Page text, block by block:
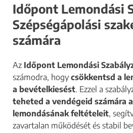
Időpont Lemondási
Szépségápolási
számára
Az Időpont Lemondási
számodra, hogycsökkentsd a
a bevételkiesést. Ezzel a
teheted a vendégeid számára
lemondásának feltételeit,
zavartalan működését és stabil